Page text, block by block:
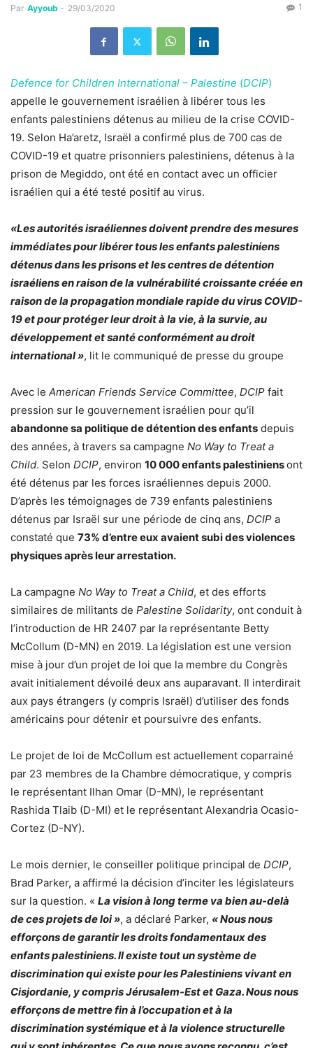
Par Ayyoub - 29/03/2020 1
Defence for Children International – Palestine (DCIP)
appelle le gouvernement israélien à libérer tous les
enfants palestiniens détenus au milieu de la crise COVID-
19. Selon Ha’aretz, Israël a confirmé plus de 700 cas de
COVID-19 et quatre prisonniers palestiniens, détenus à la
prison de Megiddo, ont été en contact avec un officier
israélien qui a été testé positif au virus.
«Les autorités israéliennes doivent prendre des mesures
immédiates pour libérer tous les enfants palestiniens
détenus dans les prisons et les centres de détention
israéliens en raison de la vulnérabilité croissante créée en
raison de la propagation mondiale rapide du virus COVID-
19 et pour protéger leur droit à la vie, à la survie, au
développement et santé conformément au droit
international », lit le communiqué de presse du groupe
Avec le American Friends Service Committee, DCIP fait
pression sur le gouvernement israélien pour qu’il
abandonne sa politique de détention des enfants depuis
des années, à travers sa campagne No Way to Treat a
Child. Selon DCIP, environ 10 000 enfants palestiniensont
été détenus par les forces israéliennes depuis 2000.
D’après les témoignages de 739 enfants palestiniens
détenus par Israël sur une période de cinq ans, DCIP a
constaté que 73% d’entre eux avaient subi des violences
physiques après leur arrestation.
La campagne No Way to Treat a Child, et des efforts
similaires de militants de Palestine Solidarity, ont conduit à
l’introduction de HR 2407 par la représentante Betty
McCollum (D-MN) en 2019. La législation est une version
mise à jour d’un projet de loi que la membre du Congrès
avait initialement dévoilé deux ans auparavant. Il interdirait
aux pays étrangers (y compris Israël) d’utiliser des fonds
américains pour détenir et poursuivre des enfants.
Le projet de loi de McCollum est actuellement coparrainé
par 23 membres de la Chambre démocratique, y compris
le représentant Ilhan Omar (D-MN), le représentant
Rashida Tlaib (D-MI) et le représentant Alexandria Ocasio-
Cortez (D-NY).
Le mois dernier, le conseiller politique principal de DCIP,
Brad Parker, a affirmé la décision d’inciter les législateurs
sur la question. « La vision à long terme va bien au-delà
de ces projets de loi », a déclaré Parker, « Nous nous
efforçons de garantir les droits fondamentaux des
enfants palestiniens. Il existe tout un système de
discrimination qui existe pour les Palestiniens vivant en
Cisjordanie, y compris Jérusalem-Est et Gaza. Nous nous
efforçons de mettre fin à l’occupation et à la
discrimination systémique et à la violence structurelle